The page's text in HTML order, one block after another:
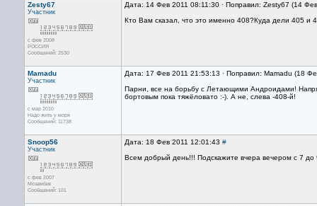
Zesty67
Участник
с фев 2008
РОССИЯ
Сообщений: 2530
Дата: 14 Фев 2011 08:11:30 · Поправил: Zesty67 (14
Кто Вам сказaл, что это именно 408?Куда дели 405 и
Mamadu
Участник
с мар 2010
Надо жить у моря
Сообщений: 11738
Дата: 17 Фев 2011 21:53:13 · Поправил: Mamadu (18
Парни, все на борьбу с Летающими Андроидами!
бортовым пока тяжёловато :-). А не, слева -408-й!
Snoop56
Участник
с фев 2007
Мозамбик
Сообщений: 101
Дата: 18 Фев 2011 12:01:43 #
Всем добрый день!!! Подскажите вчера вечером с 7 до